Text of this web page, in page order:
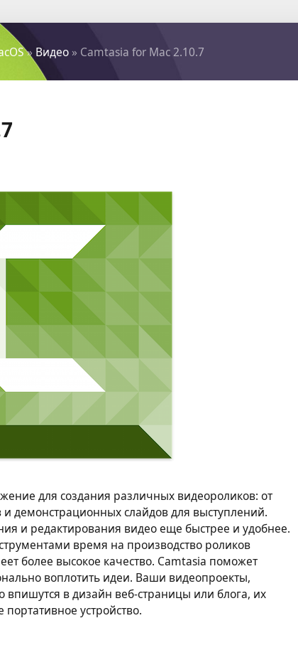
» Видео» Camtasia for Mac 2.10.7
для создания различных видеороликов: от
демонстрационных слайдов для выступлений.
и редактирования видео еще быстрее и удобнее.
время на производство роликов
более высокое качество. Camtasia поможет
воплотить идеи. Ваши видеопроекты,
в дизайн веб-страницы или блога, их
устройство.